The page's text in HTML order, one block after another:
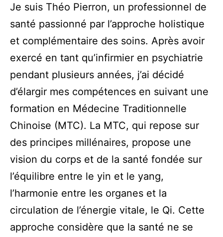
Je suis Théo Pierron, un professionnel de
santé passionné par l’approche holistique
et complémentaire des soins. Après avoir
exercé en tant qu’infirmier en psychiatrie
pendant plusieurs années, j’ai décidé
d’élargir mes compétences en suivant une
formation en Médecine Traditionnelle
Chinoise (MTC). La MTC, qui repose sur
des principes millénaires, propose une
vision du corps et de la santé fondée sur
l’équilibre entre le yin et le yang,
l’harmonie entre les organes et la
circulation de l’énergie vitale, le Qi. Cette
approche considère que la santé ne se